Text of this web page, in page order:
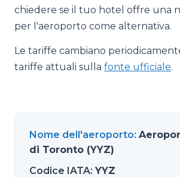
chiedere se il tuo hotel offre una
per l'aeroporto come alternativa.
Le tariffe cambiano
tariffe attuali sulla fonte ufficiale.
Nome dell'aeroporto:
di Toronto (YYZ)
Codice IATA: YYZ